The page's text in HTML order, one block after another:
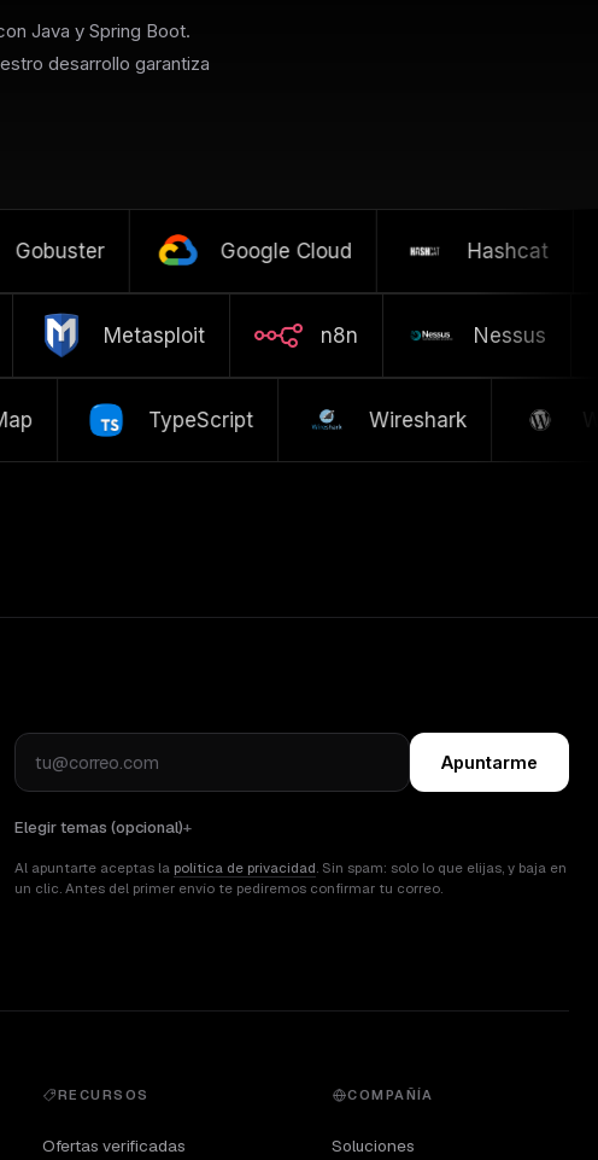
Java y Spring Boot.
desarrollo garantiza
Google Cloud Hashcat
Metasploit n8n Nessus
TypeScript Wireshark
Apuntarme
Elegir temas (opcional)
Al apuntarte aceptas la política de privacidad. Sin spam: solo lo que elijas, y baja en
un clic. Antes del primer envío te pediremos confirmar tu correo.
RECURSOS
Ofertas verificadas
COMPAÑÍA
Soluciones